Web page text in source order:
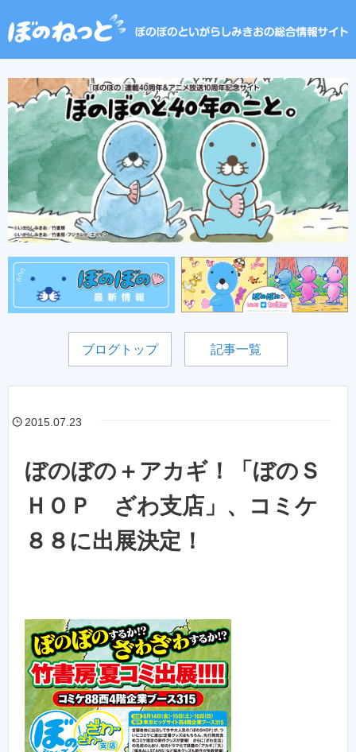
ブログトップ 記事一覧
2015.07.23
ぼのぼの＋アカギ！「ぼのＳ
ＨＯＰ ざわ支店」、コミケ
８８に出展決定！